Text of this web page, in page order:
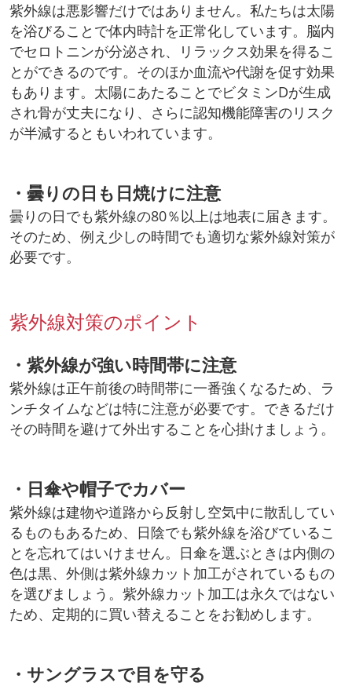
紫外線は悪影響だけではありません。私たちは太陽
を浴びることで体内時計を正常化しています。脳内
でセロトニンが分泌され、リラックス効果を得るこ
とができるのです。そのほか血流や代謝を促す効果
もあります。太陽にあたることでビタミンDが生成
され骨が丈夫になり、さらに認知機能障害のリスク
が半減するともいわれています。
・曇りの日も日焼けに注意
曇りの日でも紫外線の80％以上は地表に届きます。
そのため、例え少しの時間でも適切な紫外線対策が
必要です。
紫外線対策のポイント
・紫外線が強い時間帯に注意
紫外線は正午前後の時間帯に一番強くなるため、ラ
ンチタイムなどは特に注意が必要です。できるだけ
その時間を避けて外出することを心掛けましょう。
・日傘や帽子でカバー
紫外線は建物や道路から反射し空気中に散乱してい
るものもあるため、日陰でも紫外線を浴びているこ
とを忘れてはいけません。日傘を選ぶときは内側の
色は黒、外側は紫外線カット加工がされているもの
を選びましょう。紫外線カット加工は永久ではない
ため、定期的に買い替えることをお勧めします。
・サングラスで目を守る